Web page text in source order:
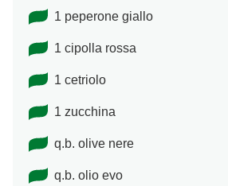
1 peperone giallo
1 cipolla rossa
1 cetriolo
1 zucchina
q.b. olive nere
q.b. olio evo